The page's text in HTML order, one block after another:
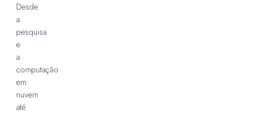
Desde
a
pesquisa
e
a
computação
em
nuvem
até